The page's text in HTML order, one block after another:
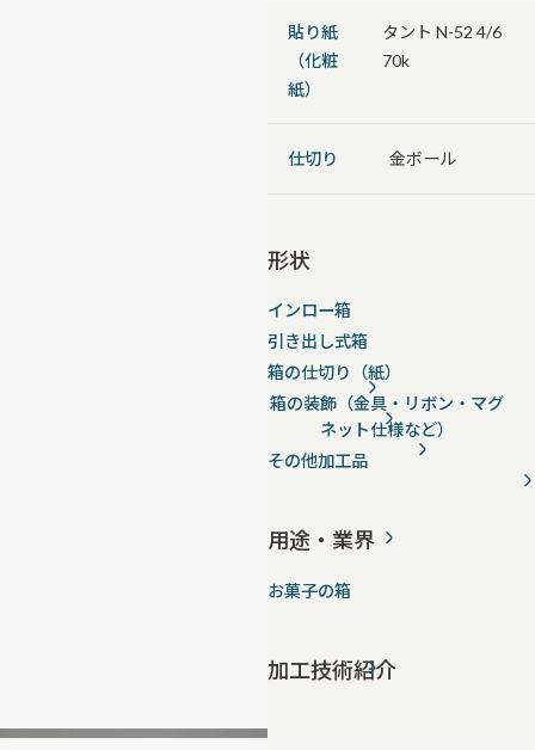
貼り紙
（化粧
紙）
タント N-52 4/6
70k
仕切り 金ボール
形状
インロー箱
引き出し式箱
箱の仕切り（紙）
箱の装飾（金具・リボン・マグ
ネット仕様など）
その他加工品
用途・業界
お菓子の箱
加工技術紹介